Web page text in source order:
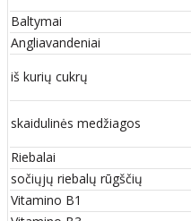
Baltymai
Angliavandeniai
iš kurių cukrų
skaidulinės medžiagos
Riebalai
sočiųjų riebalų rūgščių
Vitamino B1